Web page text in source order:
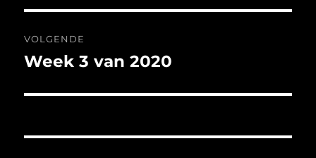
VOLGENDE
Volgend
Week 3 van 2020